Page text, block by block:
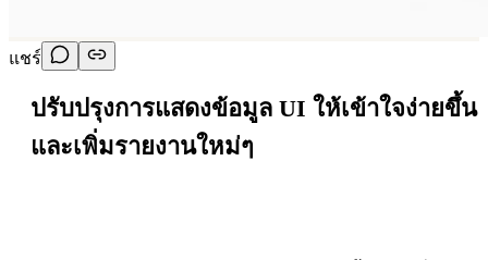
แชร์
ปรับปรุงการแสดงข้อมูล UI ให้เข้าใจง่ายขึ้น
และเพิ่มรายงานใหม่ๆ